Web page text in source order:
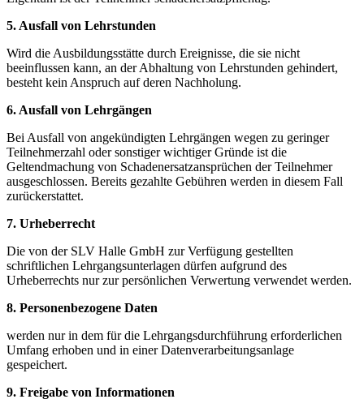
5. Ausfall von Lehrstunden
Wird die Ausbildungsstätte durch Ereignisse, die sie nicht
beeinflussen kann, an der Abhaltung von Lehrstunden gehindert,
besteht kein Anspruch auf deren Nachholung.
6. Ausfall von Lehrgängen
Bei Ausfall von angekündigten Lehrgängen wegen zu geringer
Teilnehmerzahl oder sonstiger wichtiger Gründe ist die
Geltendmachung von Schadenersatzansprüchen der Teilnehmer
ausgeschlossen. Bereits gezahlte Gebühren werden in diesem Fall
zurückerstattet.
7. Urheberrecht
Die von der SLV Halle GmbH zur Verfügung gestellten
schriftlichen Lehrgangsunterlagen dürfen aufgrund des
Urheberrechts nur zur persönlichen Verwertung verwendet werden.
8. Personenbezogene Daten
werden nur in dem für die Lehrgangsdurchführung erforderlichen
Umfang erhoben und in einer Datenverarbeitungsanlage
gespeichert.
9. Freigabe von Informationen